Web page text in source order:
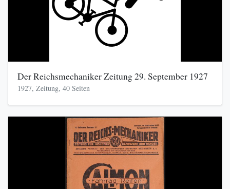
Der Reichsmechaniker Zeitung 29. September 1927
1927, Zeitung, 40 Seiten